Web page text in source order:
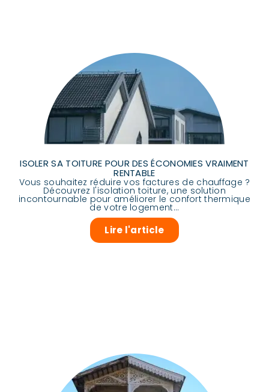
ISOLER SA TOITURE POUR DES ÉCONOMIES VRAIMENT
RENTABLE
Vous souhaitez réduire vos factures de chauffage ?
Découvrez l'isolation toiture, une solution
incontournable pour améliorer le confort thermique
de votre logement...
Lire l'article